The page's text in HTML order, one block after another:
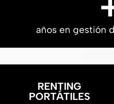
años en gestión
RENTING
PORTÁTILES